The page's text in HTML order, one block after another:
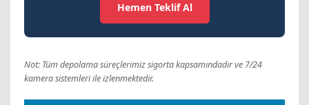
Hemen Teklif Al
Not: Tüm depolama süreçlerimiz sigorta kapsamındadır ve 7/24
kamera sistemleri ile izlenmektedir.